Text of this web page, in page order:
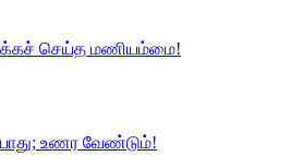
செய்த மணியம்மை!
உணர வேண்டும்!